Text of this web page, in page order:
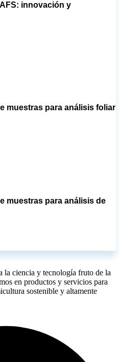
innovación y
muestras para análisis foliar
muestras para análisis de
la ciencia y tecnología fruto de la
en productos y servicios para
sostenible y altamente